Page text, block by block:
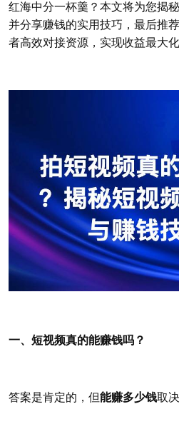
红海中分一杯羹？本文将为您揭
并分享赚钱的实用技巧，最后推
者高效对接资源，实现收益最大化
一、短视频真的能赚钱吗？
答案是肯定的，但能赚多少钱取